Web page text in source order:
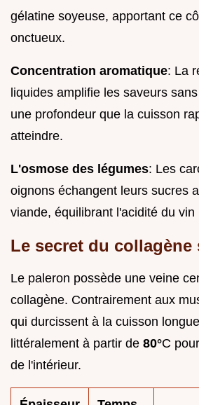
gélatine soyeuse, apportant ce
onctueux.
Concentration aromatique: La
liquides amplifie les saveurs
une profondeur que la cuisson
atteindre.
L'osmose des légumes: Les
oignons échangent leurs sucres
viande, équilibrant l'acidité du vin
Le secret du collagène
Le paleron possède une veine
collagène. Contrairement aux
qui durcissent à la cuisson
littéralement à partir de 80°C
de l'intérieur.